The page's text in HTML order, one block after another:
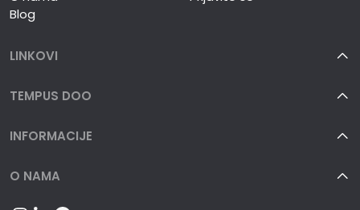
Blog
LINKOVI
TEMPUS DOO
INFORMACIJE
O NAMA